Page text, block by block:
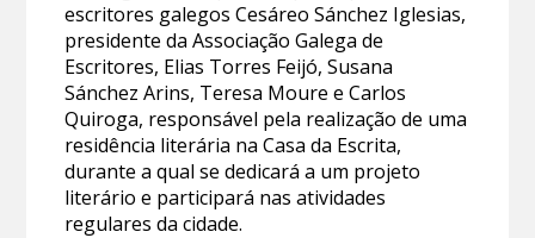
escritores galegos Cesáreo Sánchez Iglesias,
presidente da Associação Galega de
Escritores, Elias Torres Feijó, Susana
Sánchez Arins, Teresa Moure e Carlos
Quiroga, responsável pela realização de uma
residência literária na Casa da Escrita,
durante a qual se dedicará a um projeto
literário e participará nas atividades
regulares da cidade.